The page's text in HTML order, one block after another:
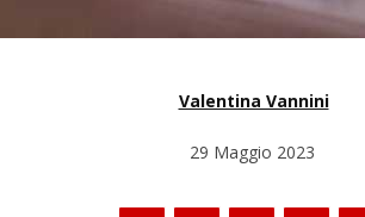
Valentina Vannini
29 Maggio 2023